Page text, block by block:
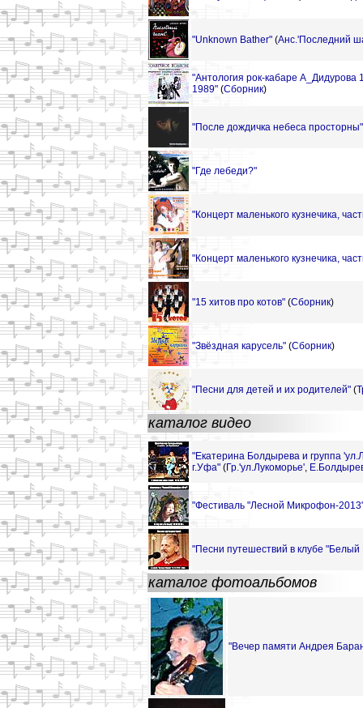
"Unknown Bather" (Анс.'Последний
"Антология рок-кабаре А_Дидурова
1989" (Сборник)
"После дождичка небеса просторны"
"Где лебеди?"
"Концерт маленького кузнечика,
"Концерт маленького кузнечика,
"15 хитов про котов" (Сборник)
"Звёздная карусель" (Сборник)
"Песни для детей и их родителей" (
каталог видео
"Екатерина Болдырева и группа
г.Уфа" (Гр.'ул.Лукоморье',
"Фестиваль "Лесной Микрофон-
"Песни путешествий в клубе
каталог фотоальбомов
"Вечер памяти Андрея